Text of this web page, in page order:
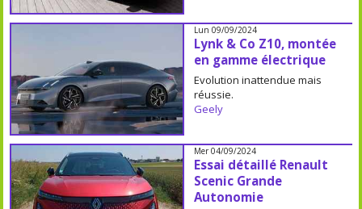
Lun 09/09/2024
Lynk & Co Z10, montée
en gamme électrique
Evolution inattendue mais
réussie.
Geely
Mer 04/09/2024
Essai détaillé Renault
Scenic Grande
Autonomie